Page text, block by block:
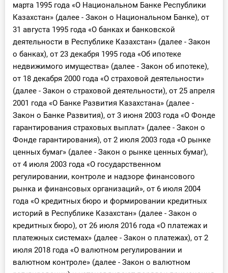
марта 1995 года «О Национальном Банке Республики
Казахстан» (далее - Закон о Национальном Банке), от
31 августа 1995 года «О банках и банковской
деятельности в Республике Казахстан» (далее - Закон
о банках), от 23 декабря 1995 года «Об ипотеке
недвижимого имущества» (далее - Закон об ипотеке),
от 18 декабря 2000 года «О страховой деятельности»
(далее - Закон о страховой деятельности), от 25 апреля
2001 года «О Банке Развития Казахстана» (далее -
Закон о Банке Развития), от 3 июня 2003 года «О Фонде
гарантирования страховых выплат» (далее - Закон о
Фонде гарантирования), от 2 июля 2003 года «О рынке
ценных бумаг» (далее - Закон о рынке ценных бумаг),
от 4 июля 2003 года «О государственном
регулировании, контроле и надзоре финансового
рынка и финансовых организаций», от 6 июля 2004
года «О кредитных бюро и формировании кредитных
историй в Республике Казахстан» (далее - Закон о
кредитных бюро), от 26 июля 2016 года «О платежах и
платежных системах» (далее - Закон о платежах), от 2
июля 2018 года «О валютном регулировании и
валютном контроле» (далее - Закон о валютном